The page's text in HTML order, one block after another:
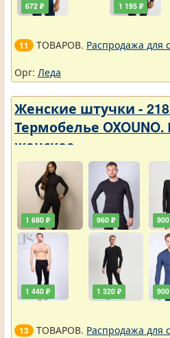
672 ₽ 1 195 ₽
11 ТОВАРОВ. Распродажа для
Орг: Леда
Женские штучки -
Термобелье
женское
1 680 ₽
1 440 ₽
960 ₽
1 320 ₽
13 ТОВАРОВ. Распродажа для